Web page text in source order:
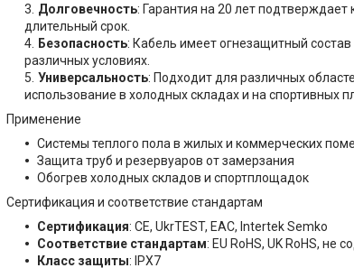
Долговечность: Гарантия на 20 лет подтверждает
длительный срок.
Безопасность: Кабель имеет огнезащитный
различных условиях.
Универсальность: Подходит для различных
использование в холодных складах и на спортивных
Применение
Системы теплого пола в жилых и коммерческих
Защита труб и резервуаров от замерзания
Обогрев холодных складов и спортплощадок
Сертификация и соответствие стандартам
Сертификация: CE, UkrTEST, EAC, Intertek Semko
Соответствие стандартам: EU RoHS, UK RoHS, не
Класс защиты: IPX7